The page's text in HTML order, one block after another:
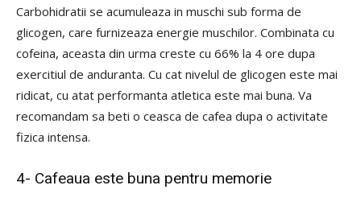
Carbohidratii se acumuleaza in muschi sub forma de
glicogen, care furnizeaza energie muschilor. Combinata cu
cofeina, aceasta din urma creste cu 66% la 4 ore dupa
exercitiul de anduranta. Cu cat nivelul de glicogen este mai
ridicat, cu atat performanta atletica este mai buna. Va
recomandam sa beti o ceasca de cafea dupa o activitate
fizica intensa.
4- Cafeaua este buna pentru memorie